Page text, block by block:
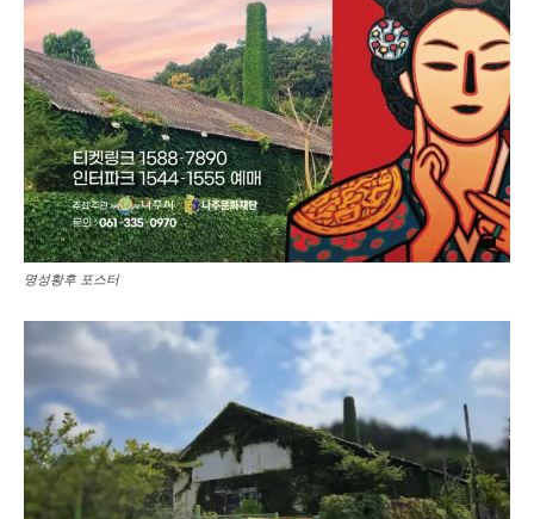
명성황후 포스터